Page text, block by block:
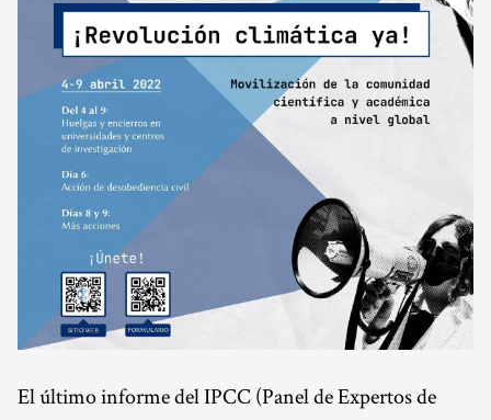
El último informe del IPCC (Panel de Expertos de